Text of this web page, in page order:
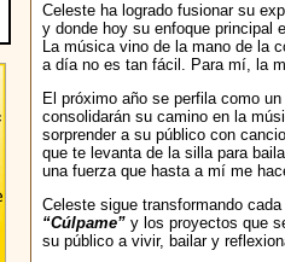
Celeste ha logrado fusionar su
y donde hoy su enfoque principal
La música vino de la mano de la
a día no es tan fácil. Para mí, la
El próximo año se perfila como
consolidarán su camino en la
sorprender a su público con
que te levanta de la silla para
una fuerza que hasta a mí me
Celeste sigue transformando
“Cúlpame” y los proyectos que
su público a vivir, bailar y